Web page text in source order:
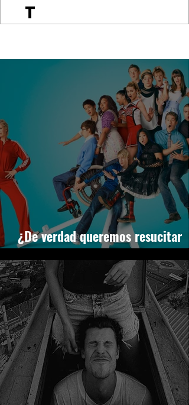
T
¿De verdad queremos resucitar
GLEE?